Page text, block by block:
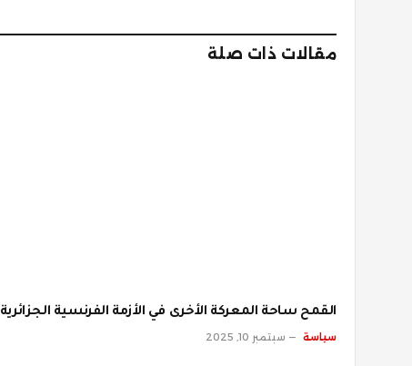
مقالات ذات صلة
القمح ساحة المعركة الأخرى في الأزمة الفرنسية الجزائرية
سياسة سبتمبر 10, 2025